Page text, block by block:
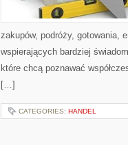
zakupów, podróży, gotowania,
wspierających bardziej
które chcą poznawać
[…]
CATEGORIES: HANDEL